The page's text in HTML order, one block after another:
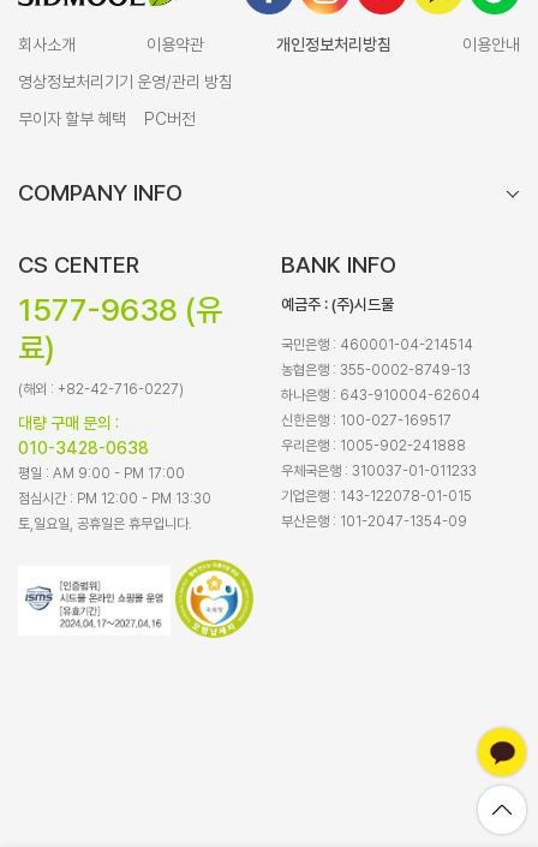
회사소개 이용약관 개인정보처리방침
이용안내
영상정보처리기기 운영/관리 방침
무이자 할부 혜택
PC버전
COMPANY INFO
CS CENTER
1577-9638 (유
료)
(해외 : +82-42-716-0227)
대량 구매 문의 :
010-3428-0638
평일 : AM 9:00 - PM 17:00
점심시간 : PM 12:00 - PM 13:30
토,일요일, 공휴일은 휴무입니다.
BANK INFO
예금주 : (주)시드물
국민은행 : 460001-04-214514
농협은행 : 355-0002-8749-13
하나은행 : 643-910004-62604
신한은행 : 100-027-169517
우리은행 : 1005-902-241888
우체국은행 : 310037-01-011233
기업은행 : 143-122078-01-015
부산은행 : 101-2047-1354-09